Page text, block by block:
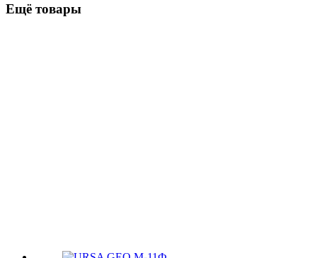
Ещё товары